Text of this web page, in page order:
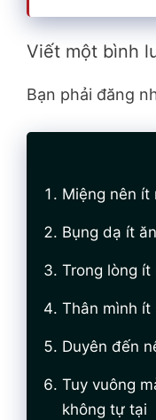
Viết một bình
Bạn phải đăng
Miệng nên ít
Bụng dạ ít
Trong lòng
Thân mình
Duyên đến
Tuy vuông
không tự tại